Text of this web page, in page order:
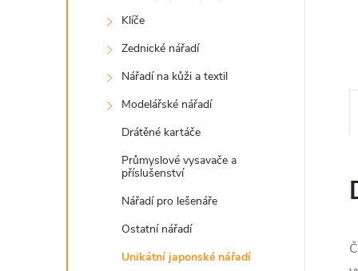
Klíče
Zednické nářadí
Nářadí na kůži a textil
Modelářské nářadí
Drátěné kartáče
Průmyslové vysavače a
příslušenství
Nářadí pro lešenáře
Ostatní nářadí
Unikátní japonské nářadí